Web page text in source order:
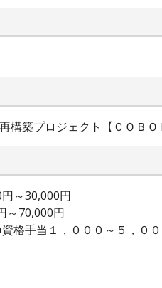
構築プロジェクト【ＣＯＢＯ
～30,000円
～70,000円
格手当１，０００～５，０